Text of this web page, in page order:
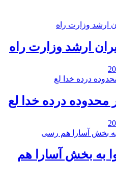
ارشد وزارت راه
محدوده درده خدا لع
به بخش آسارا هم